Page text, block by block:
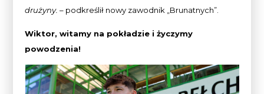
drużyny. – podkreślił nowy zawodnik „Brunatnych”.
Wiktor, witamy na pokładzie i życzymy
powodzenia!